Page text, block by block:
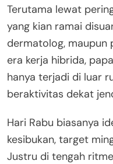
Terutama lewat
yang kian ramai
dermatolog, maupun
era kerja hibrida,
hanya terjadi di luar
beraktivitas dekat
Hari Rabu biasanya
kesibukan, target
Justru di tengah